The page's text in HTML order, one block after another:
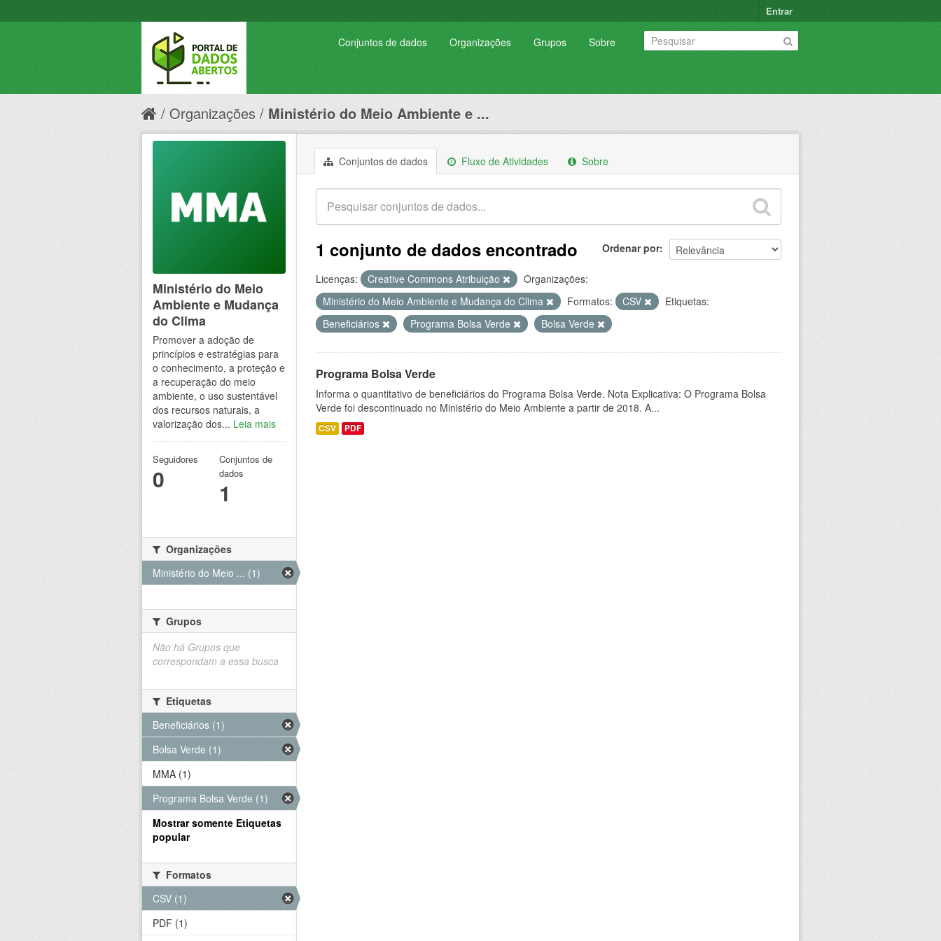
Entrar
Conjuntos de dados Organizações Grupos Sobre
Organizações Ministério do Meio Ambiente e ...
Conjuntos de dados Fluxo de Atividades Sobre
Ordenar por
1 conjunto de dados encontrado
Licenças: Creative Commons Atribuição
Organizações:
Ministério do Meio Ambiente e Mudança do Clima
Formatos: CSV
Etiquetas:
Beneficiários
Programa Bolsa Verde Bolsa Verde
Programa Bolsa Verde
Informa o quantitativo de beneficiários do Programa Bolsa Verde. Nota Explicativa: O Programa Bolsa
Verde foi descontinuado no Ministério do Meio Ambiente a partir de 2018. A...
CSV PDF
Ministério do Meio
Ambiente e Mudança
do Clima
Promover a adoção de
princípios e estratégias para
o conhecimento, a proteção e
a recuperação do meio
ambiente, o uso sustentável
dos recursos naturais, a
valorização dos... Leia mais
Seguidores
0
Conjuntos de
dados
1
Organizações
Ministério do Meio ... (1)
Grupos
Não há Grupos que
correspondam a essa busca
Etiquetas
Beneficiários (1)
Bolsa Verde (1)
MMA (1)
Programa Bolsa Verde (1)
Mostrar somente Etiquetas
popular
Formatos
CSV (1)
PDF (1)